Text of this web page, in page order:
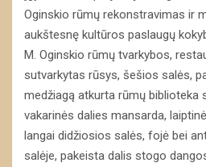
Oginskio rūmų rekonstravimas ir
aukštesnę kultūros paslaugų
M. Oginskio rūmų tvarkybos,
sutvarkytas rūsys, šešios salės,
medžiagą atkurta rūmų biblioteka
vakarinės dalies mansarda,
langai didžiosios salės, fojė bei
salėje, pakeista dalis stogo